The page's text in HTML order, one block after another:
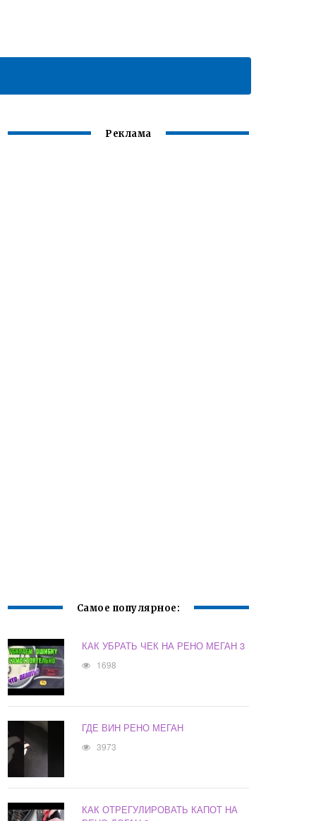
Реклама
Самое популярное:
КАК УБРАТЬ ЧЕК НА РЕНО МЕГАН 3
1698
ГДЕ ВИН РЕНО МЕГАН
3973
КАК ОТРЕГУЛИРОВАТЬ КАПОТ НА